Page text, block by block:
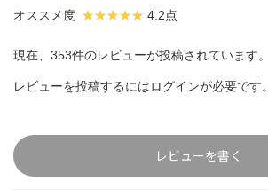
オススメ度 4.2点
現在、353件のレビューが投稿されています。
レビューを投稿するにはログインが必要です。
レビューを書く